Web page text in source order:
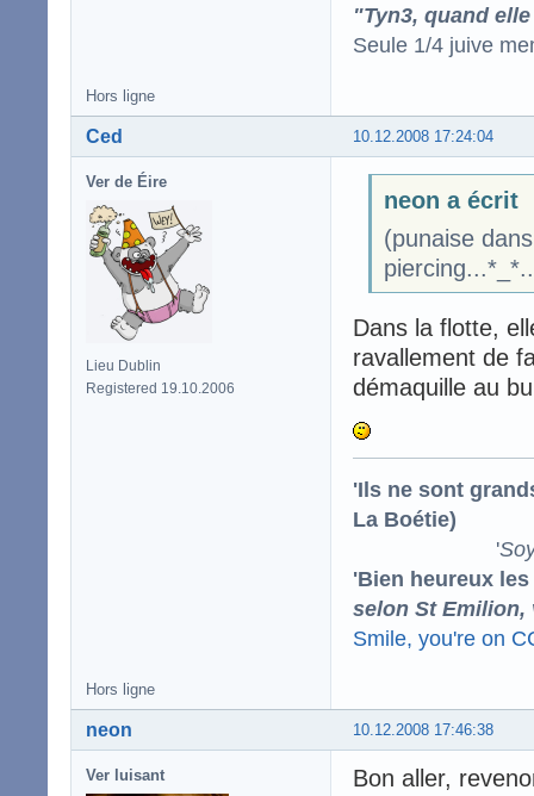
"Tyn3, quand
Seule 1/4 juive
Hors ligne
10.12.2008 17:24:04
Ced
Ver de Éire
Lieu Dublin
Registered 19.10.2006
neon a écrit
(punaise
Dans la flotte,
ravallement de
démaquille au
'Ils ne sont
La Boétie)
'
'Bien heureux
selon St Emilion,
Smile, you're on
Hors ligne
10.12.2008 17:46:38
neon
Ver luisant Bon aller,